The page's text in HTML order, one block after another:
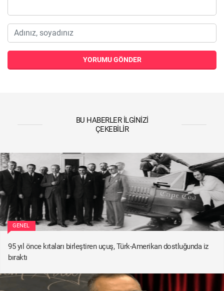
YORUMU GÖNDER
BU HABERLER İLGINIZI
ÇEKEBILIR
GENEL
95 yıl önce kıtaları birleştiren uçuş, Türk-Amerikan dostluğunda iz
bıraktı